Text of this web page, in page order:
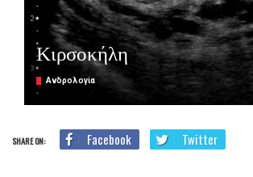
Κιρσοκήλη
Ανδρολογία
SHARE ON: Facebook Twitter